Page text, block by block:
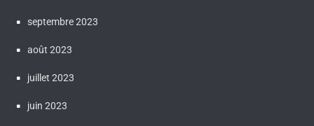
septembre 2023
août 2023
juillet 2023
juin 2023